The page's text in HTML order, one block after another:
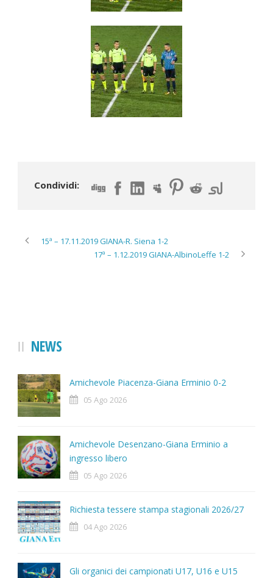
Condividi:
15ª – 17.11.2019 GIANA-R. Siena 1-2
17ª – 1.12.2019 GIANA-AlbinoLeffe 1-2
NEWS
Amichevole Piacenza-Giana Erminio 0-2
05 Ago 2026
Amichevole Desenzano-Giana Erminio a
ingresso libero
05 Ago 2026
Richiesta tessere stampa stagionali 2026/27
04 Ago 2026
Gli organici dei campionati U17, U16 e U15